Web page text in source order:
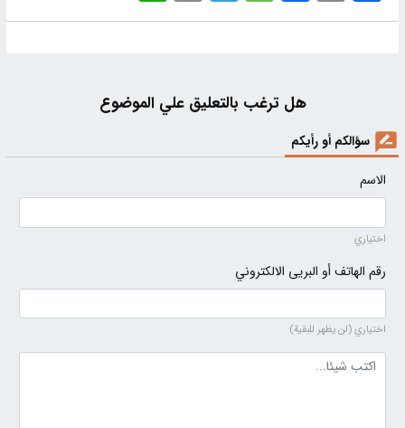
هل ترغب بالتعليق علي الموضوع
سؤالكم أو رأيكم
الاسم
اختياري
رقم الهاتف أو البريى الالكتروني
اختياري (لن يظهر للبقية)
نص التعليق